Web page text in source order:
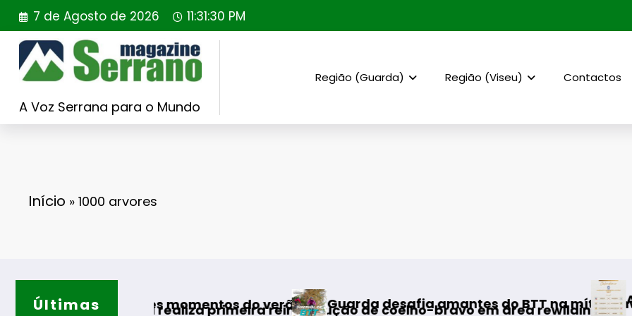
Saltar
para
conteúdo
7 de Agosto de 2026 11:31:31 PM
A Voz Serrana para o Mundo
Região (Guarda) Região (Viseu) Contactos
Início » 1000 arvores
Últimas
momentos do verão
realiza primeira reintrodução de coelho-bravo em área rewilding
Guarda desafia amantes do BTT na mítica Invernal Cidade
AF Viseu –